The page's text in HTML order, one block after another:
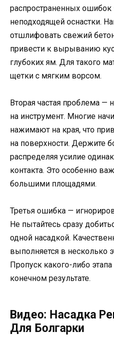
распространенных
неподходящей оснастки.
отшлифовать свежий
привести к вырыванию
глубоких ям. Для такого
щетки с мягким ворсом.
Вторая частая проблема —
на инструмент. Многие
нажимают на края, что
на поверхности. Держите
распределяя усилие
контакта. Это особенно
большими площадями.
Третья ошибка —
Не пытайтесь сразу
одной насадкой.
выполняется в несколько
Пропуск какого-либо
конечном результате.
Видео: Насадка
Для Болгарки